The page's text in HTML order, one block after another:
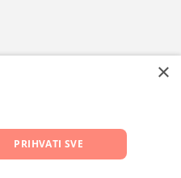
×
PRIHVATI SVE